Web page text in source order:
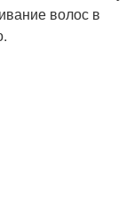
волос в